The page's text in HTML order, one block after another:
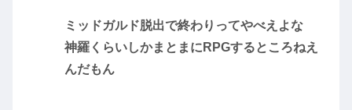
ミッドガルド脱出で終わりってやべえよな
神羅くらいしかまとまにRPGするところねえ
んだもん